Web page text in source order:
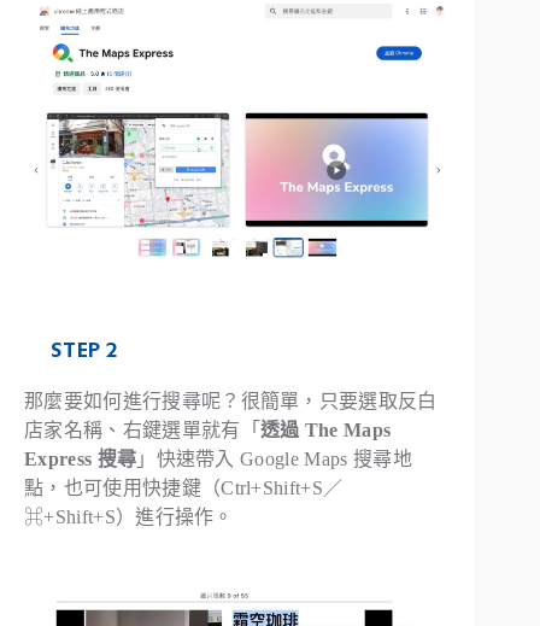
STEP 2
那麼要如何進行搜尋呢？很簡單，只要選取反白
店家名稱、右鍵選單就有「 透過 The Maps
Express 搜尋 」快速帶入 Google Maps 搜尋地
點，也可使用快捷鍵（Ctrl+Shift+S／
⌘+Shift+S）進行操作。